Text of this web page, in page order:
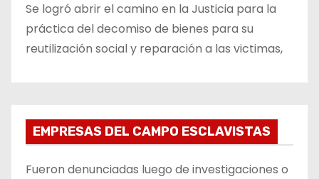
Se logró abrir el camino en la Justicia para la
práctica del decomiso de bienes para su
reutilización social y reparación a las victimas,
EMPRESAS DEL CAMPO ESCLAVISTAS
Fueron denunciadas luego de investigaciones o